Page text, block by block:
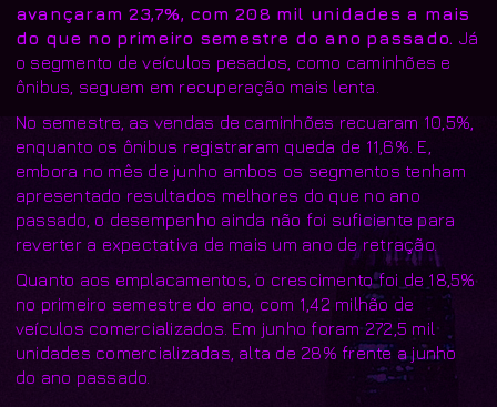
avançaram 23,7%, com 208 mil unidades a mais
do que no primeiro semestre do ano passado. Já
o segmento de veículos pesados, como caminhões e
ônibus, seguem em recuperação mais lenta.
No semestre, as vendas de caminhões recuaram 10,5%,
enquanto os ônibus registraram queda de 11,6%. E,
embora no mês de junho ambos os segmentos tenham
apresentado resultados melhores do que no ano
passado, o desempenho ainda não foi suficiente para
reverter a expectativa de mais um ano de retração.
Quanto aos emplacamentos, o crescimento foi de 18,5%
no primeiro semestre do ano, com 1,42 milhão de
veículos comercializados. Em junho foram 272,5 mil
unidades comercializadas, alta de 28% frente a junho
do ano passado.